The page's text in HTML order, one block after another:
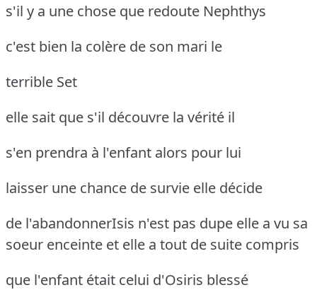
s'il y a une chose que redoute Nephthys
c'est bien la colère de son mari le
terrible Set
elle sait que s'il découvre la vérité il
s'en prendra à l'enfant alors pour lui
laisser une chance de survie elle décide
de l'abandonnerIsis n'est pas dupe elle a vu sa
soeur enceinte et elle a tout de suite compris
que l'enfant était celui d'Osiris blessé